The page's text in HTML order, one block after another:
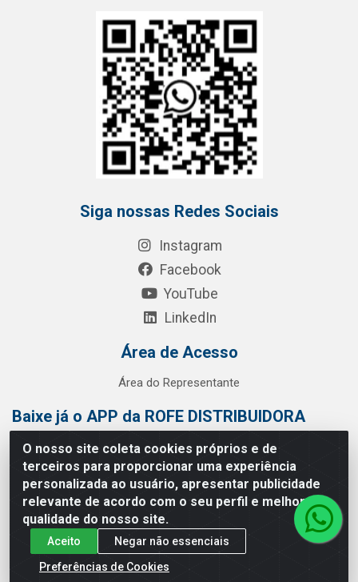
O nosso site coleta cookies próprios e de
terceiros para proporcionar uma experiência
personalizada ao usuário, apresentar publicidade
relevante de acordo com o seu perfil e melhorar a
qualidade do nosso site.
Aceito
Negar não essenciais
Preferências de Cookies
Siga nossas Redes Sociais
Instagram
Facebook
YouTube
LinkedIn
Área de Acesso
Área do Representante
Baixe já o APP da ROFE DISTRIBUIDORA